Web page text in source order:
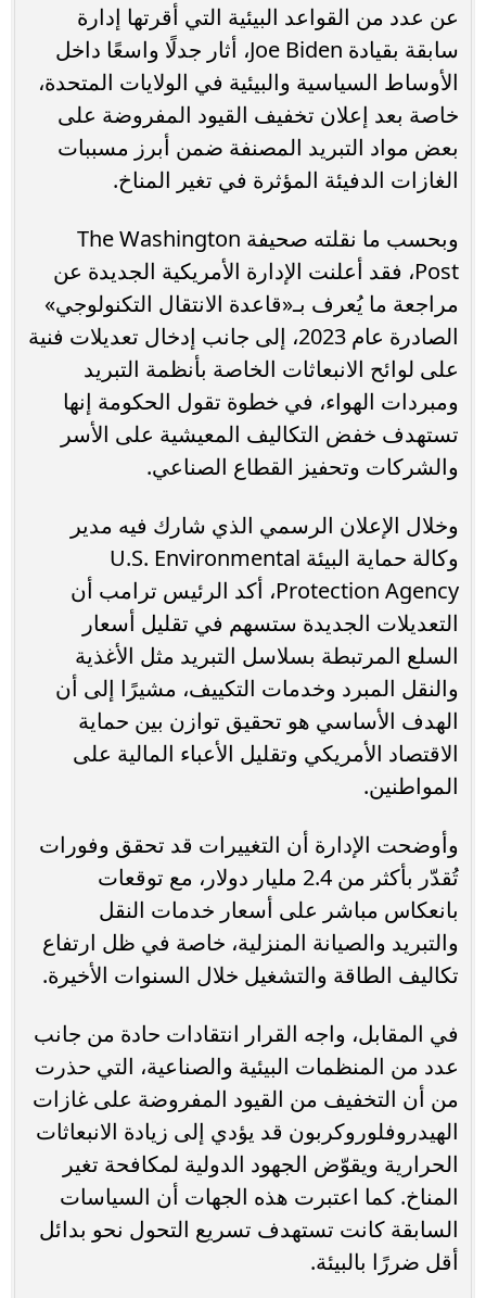
عن عدد من القواعد البيئية التي أقرتها إدارة
سابقة بقيادة Joe Biden، أثار جدلًا واسعًا داخل
الأوساط السياسية والبيئية في الولايات المتحدة،
خاصة بعد إعلان تخفيف القيود المفروضة على
بعض مواد التبريد المصنفة ضمن أبرز مسببات
الغازات الدفيئة المؤثرة في تغير المناخ.
وبحسب ما نقلته صحيفة The Washington
Post، فقد أعلنت الإدارة الأمريكية الجديدة عن
مراجعة ما يُعرف بـ«قاعدة الانتقال التكنولوجي»
الصادرة عام 2023، إلى جانب إدخال تعديلات فنية
على لوائح الانبعاثات الخاصة بأنظمة التبريد
ومبردات الهواء، في خطوة تقول الحكومة إنها
تستهدف خفض التكاليف المعيشية على الأسر
والشركات وتحفيز القطاع الصناعي.
وخلال الإعلان الرسمي الذي شارك فيه مدير
وكالة حماية البيئة U.S. Environmental
Protection Agency، أكد الرئيس ترامب أن
التعديلات الجديدة ستسهم في تقليل أسعار
السلع المرتبطة بسلاسل التبريد مثل الأغذية
والنقل المبرد وخدمات التكييف، مشيرًا إلى أن
الهدف الأساسي هو تحقيق توازن بين حماية
الاقتصاد الأمريكي وتقليل الأعباء المالية على
المواطنين.
وأوضحت الإدارة أن التغييرات قد تحقق وفورات
تُقدّر بأكثر من 2.4 مليار دولار، مع توقعات
بانعكاس مباشر على أسعار خدمات النقل
والتبريد والصيانة المنزلية، خاصة في ظل ارتفاع
تكاليف الطاقة والتشغيل خلال السنوات الأخيرة.
في المقابل، واجه القرار انتقادات حادة من جانب
عدد من المنظمات البيئية والصناعية، التي حذرت
من أن التخفيف من القيود المفروضة على غازات
الهيدروفلوروكربون قد يؤدي إلى زيادة الانبعاثات
الحرارية ويقوّض الجهود الدولية لمكافحة تغير
المناخ. كما اعتبرت هذه الجهات أن السياسات
السابقة كانت تستهدف تسريع التحول نحو بدائل
أقل ضررًا بالبيئة.